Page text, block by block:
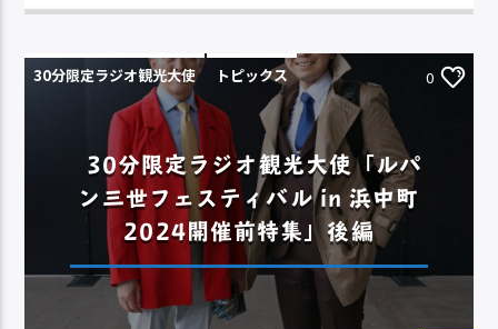
30分限定ラジオ観光大使 トピックス 0
30分限定ラジオ観光大使「ルパ
ン三世フェスティバル in 浜中町
2024開催前特集」後編